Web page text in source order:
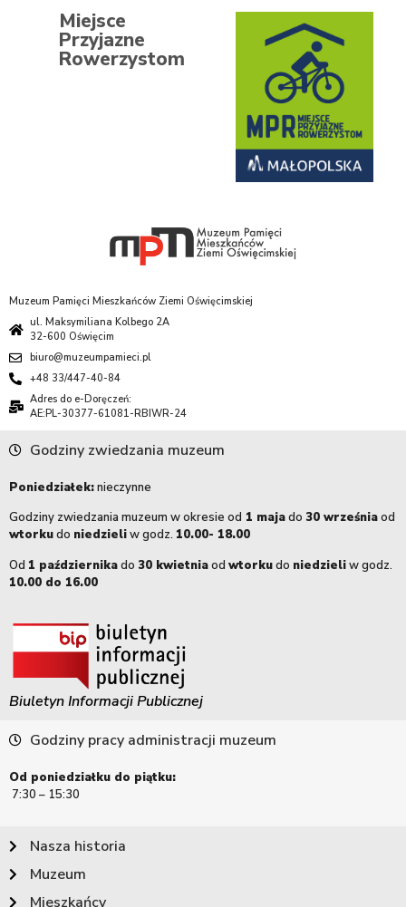
Miejsce
Przyjazne
Rowerzystom
Muzeum Pamięci Mieszkańców Ziemi Oświęcimskiej
ul. Maksymiliana Kolbego 2A
32-600 Oświęcim
biuro@muzeumpamieci.pl
+48 33/447-40-84
Adres do e-Doręczeń:
AE:PL-30377-61081-RBIWR-24
Godziny zwiedzania muzeum
Poniedziałek:nieczynne
Godziny zwiedzania muzeum w okresie od 1 majado 30 wrześniaod
wtorkudo niedzieliw godz. 10.00- 18.00
Od 1 październikado 30 kwietniaod wtorkudo niedzieliw godz.
10.00 do 16.00
Biuletyn Informacji Publicznej
Godziny pracy administracji muzeum
Od poniedziałku do piątku:
7:30 – 15:30
Nasza historia
Muzeum
Mieszkańcy